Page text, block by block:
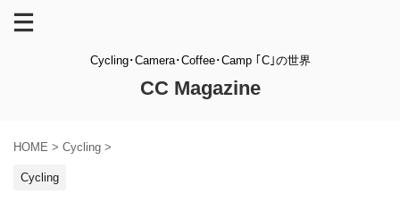
Cycling･Camera･Coffee･Camp ｢C｣の世界
CC Magazine
HOME > Cycling >
Cycling